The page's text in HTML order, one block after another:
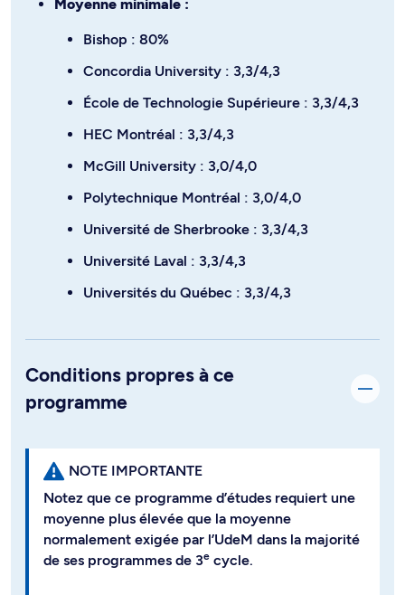
Moyenne minimale :
Bishop : 80%
Concordia University : 3,3/4,3
École de Technologie Supérieure : 3,3/4,3
HEC Montréal : 3,3/4,3
McGill University : 3,0/4,0
Polytechnique Montréal : 3,0/4,0
Université de Sherbrooke : 3,3/4,3
Université Laval : 3,3/4,3
Universités du Québec : 3,3/4,3
Conditions propres à ce
programme
NOTE IMPORTANTE
Notez que ce programme d’études requiert une
moyenne plus élevée que la moyenne
normalement exigée par l’UdeM dans la majorité
de ses programmes de 3e cycle.